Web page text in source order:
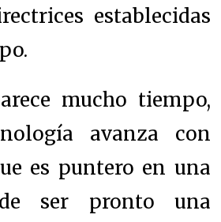
establecidas
mucho tiempo,
avanza con
es puntero en una
ser pronto una